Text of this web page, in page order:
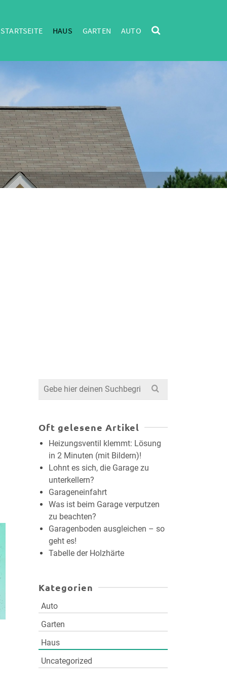
STARTSEITE HAUS GARTEN AUTO
Search
Oft gelesene Artikel
Heizungsventil klemmt: Lösung
in 2 Minuten (mit Bildern)!
Lohnt es sich, die Garage zu
unterkellern?
Garageneinfahrt
Was ist beim Garage verputzen
zu beachten?
Garagenboden ausgleichen – so
geht es!
Tabelle der Holzhärte
Kategorien
Auto
Garten
Haus
Uncategorized